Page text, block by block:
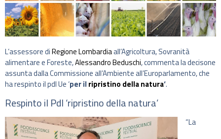
L’assessore diRegione Lombardiaall’Agricoltura, Sovranità
alimentare e Foreste,Alessandro Beduschi, commenta la decisone
assunta dalla Commissione all’Ambiente all’Europarlamento, che
ha respinto il pdl Ue ‘per il ripristino della natura‘.
Respinto il Pdl ‘ripristino della natura’
“La